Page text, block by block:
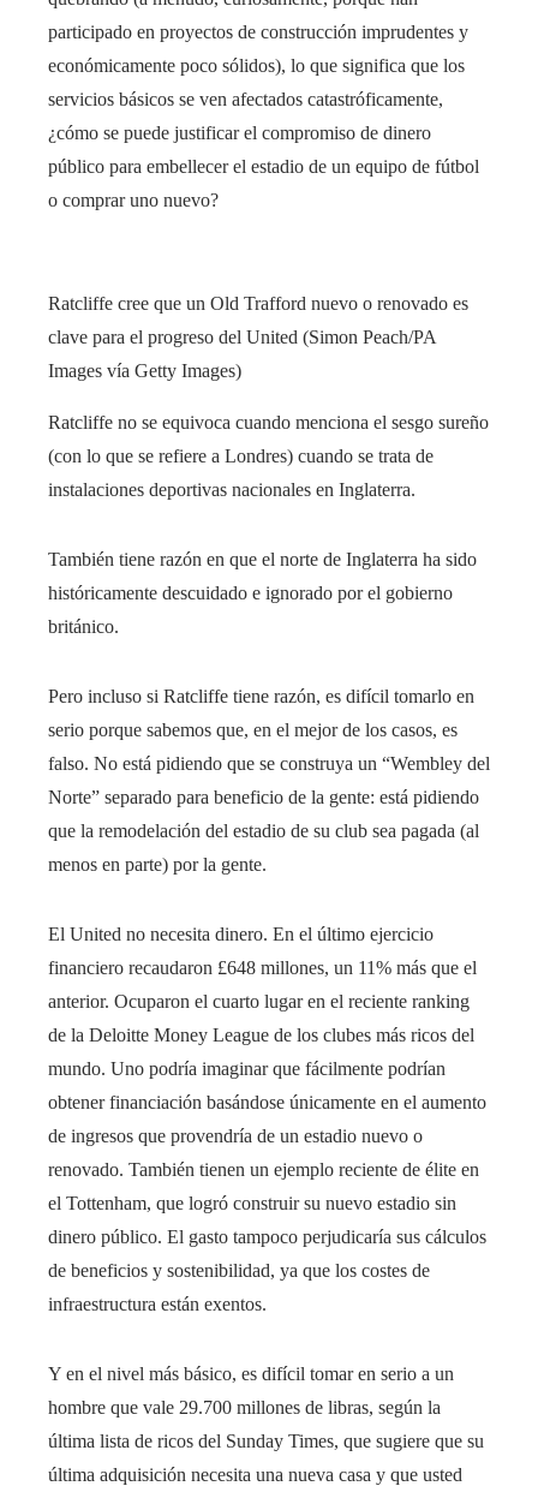
participado en proyectos de construcción imprudentes y
económicamente poco sólidos), lo que significa que los
servicios básicos se ven afectados catastróficamente,
¿cómo se puede justificar el compromiso de dinero
público para embellecer el estadio de un equipo de fútbol
o comprar uno nuevo?
Ratcliffe cree que un Old Trafford nuevo o renovado es
clave para el progreso del United (Simon Peach/PA
Images vía Getty Images)
Ratcliffe no se equivoca cuando menciona el sesgo sureño
(con lo que se refiere a Londres) cuando se trata de
instalaciones deportivas nacionales en Inglaterra.
También tiene razón en que el norte de Inglaterra ha sido
históricamente descuidado e ignorado por el gobierno
británico.
Pero incluso si Ratcliffe tiene razón, es difícil tomarlo en
serio porque sabemos que, en el mejor de los casos, es
falso. No está pidiendo que se construya un “Wembley del
Norte” separado para beneficio de la gente: está pidiendo
que la remodelación del estadio de su club sea pagada (al
menos en parte) por la gente.
El United no necesita dinero. En el último ejercicio
financiero recaudaron £648 millones, un 11% más que el
anterior. Ocuparon el cuarto lugar en el reciente ranking
de la Deloitte Money League de los clubes más ricos del
mundo. Uno podría imaginar que fácilmente podrían
obtener financiación basándose únicamente en el aumento
de ingresos que provendría de un estadio nuevo o
renovado. También tienen un ejemplo reciente de élite en
el Tottenham, que logró construir su nuevo estadio sin
dinero público. El gasto tampoco perjudicaría sus cálculos
de beneficios y sostenibilidad, ya que los costes de
infraestructura están exentos.
Y en el nivel más básico, es difícil tomar en serio a un
hombre que vale 29.700 millones de libras, según la
última lista de ricos del Sunday Times, que sugiere que su
última adquisición necesita una nueva casa y que usted